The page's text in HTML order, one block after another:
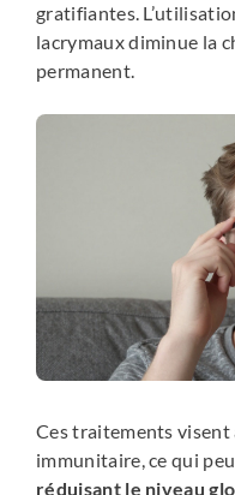
gratifiantes.
lacrymaux diminue la
permanent.
Ces traitements visent
immunitaire, ce qui
réduisant le niveau